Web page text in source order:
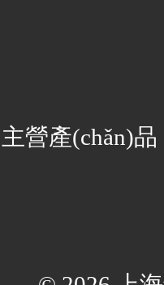
主營產(chǎn)品